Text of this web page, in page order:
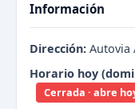
Información
Dirección: Autovia
Horario hoy
Cerrada · abre